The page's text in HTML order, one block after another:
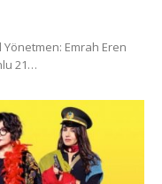
Emrah Eren
21…